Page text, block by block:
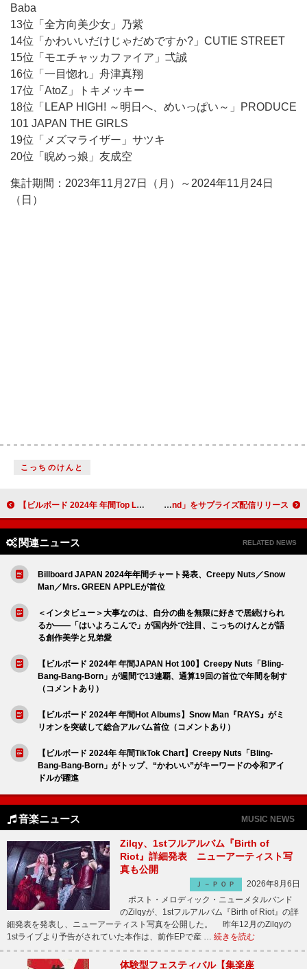
Baba
13位「全方向美少女」乃紫
14位「かわいいだけじゃだめですか?」CUTIE STREET
15位「モエチャッカファイア」弌誠
16位「一目惚れ」舟津真翔
17位「AtoZ」トキメッキー
18位「LEAP HIGH! ～明日へ、めいっぱい～」PRODUCE
101 JAPAN THE GIRLS
19位「メズマライザー」サツキ
20位「睨めっ娘」友成空
集計期間：2023年11月27日（月）～2024年11月24日
（日）
こっちのけんと
【ビルボード 2024年 年間Top Lyricists】大森元貴が2年連続1位に 5指標でトップ 倖田來未、25周年のアニバーサリーイヤーが本日よりスタート 新ビジュアル公開＆新曲「This weekend」をサプライズ配信リリース
関連ニュース RELATED NEWS
Billboard JAPAN 2024年年間チャート発表、Creepy Nuts／Snow
Man／Mrs. GREEN APPLEが首位
＜インタビュー＞大事なのは、自分の曲を無限に好きで居続けられ
るか――「はいよろこんで」が国内外で注目、こっちのけんとが語
る創作美学と兄弟愛
【ビルボード 2024年 年間JAPAN Hot 100】Creepy Nuts「Bling-
Bang-Bang-Born」が週間で13連覇、通算19回の首位で年間を制す
（コメントあり）
【ビルボード 2024年 年間Hot Albums】Snow Man『RAYS』がミ
リオンを突破して総合アルバム首位（コメントあり）
【ビルボード 2024年 年間TikTok Chart】Creepy Nuts「Bling-
Bang-Bang-Born」がトップ、“かわいい”がキーワードの令和アイ
ドルが躍進
音楽ニュース MUSIC NEWS
Zilqy、1stフルアルバム『Birth of
Riot』詳細発表 ニューアーティスト写
真も公開
Ｊ－ＰＯＰ
2026年8月6日
ポスト・メロディック・ニューメタルバンド
のZilqyが、1stフルアルバム『Birth of Riot』の詳
細発表を発表し、ニューアーティスト写真を公開した。 昨年12月のZilqyの
1stライブより予告がされていた本作は、前作EPで産 … 続きを読む
体験型フェスティバル【集楽座